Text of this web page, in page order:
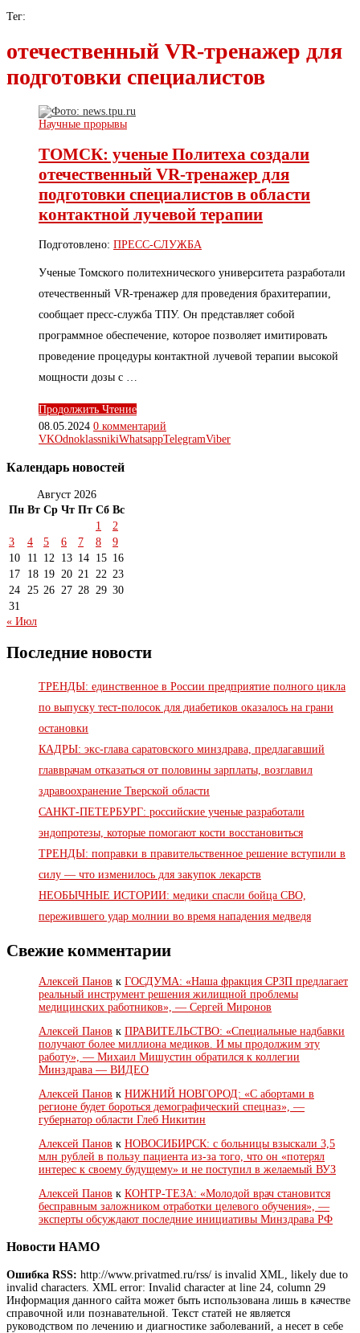
Тег:
отечественный VR-тренажер для
подготовки специалистов
Научные прорывы
ТОМСК: ученые Политеха создали
отечественный VR-тренажер для
подготовки специалистов в области
контактной лучевой терапии
Подготовлено: ПРЕСС-СЛУЖБА
Ученые Томского политехнического университета разработали
отечественный VR-тренажер для проведения брахитерапии,
сообщает пресс-служба ТПУ. Он представляет собой
программное обеспечение, которое позволяет имитировать
проведение процедуры контактной лучевой терапии высокой
мощности дозы с …
Продолжить Чтение
08.05.2024 0 комментарий
VKOdnoklassnikiWhatsappTelegramViber
Календарь новостей
Август 2026
Пн Вт Ср Чт Пт Сб Вс
1
2
3
4 5 6 7 8
9
10
11 12 13 14 15 16
17
18 19 20 21 22 23
24 25 26 27 28 29 30
31
« Июл
Последние новости
ТРЕНДЫ: единственное в России предприятие полного цикла
по выпуску тест-полосок для диабетиков оказалось на грани
остановки
КАДРЫ: экс-глава саратовского минздрава, предлагавший
главврачам отказаться от половины зарплаты, возглавил
здравоохранение Тверской области
САНКТ-ПЕТЕРБУРГ: российские ученые разработали
эндопротезы, которые помогают кости восстановиться
ТРЕНДЫ: поправки в правительственное решение вступили в
силу — что изменилось для закупок лекарств
НЕОБЫЧНЫЕ ИСТОРИИ: медики спасли бойца СВО,
пережившего удар молнии во время нападения медведя
Свежие комментарии
Алексей Панов к ГОСДУМА: «Наша фракция СРЗП предлагает
реальный инструмент решения жилищной проблемы
медицинских работников», — Сергей Миронов
Алексей Панов к ПРАВИТЕЛЬСТВО: «Специальные надбавки
получают более миллиона медиков. И мы продолжим эту
работу», — Михаил Мишустин обратился к коллегии
Минздрава — ВИДЕО
Алексей Панов к НИЖНИЙ НОВГОРОД: «С абортами в
регионе будет бороться демографический спецназ», —
губернатор области Глеб Никитин
Алексей Панов к НОВОСИБИРСК: с больницы взыскали 3,5
млн рублей в пользу пациента из-за того, что он «потерял
интерес к своему будущему» и не поступил в желаемый ВУЗ
Алексей Панов к КОНТР-ТЕЗА: «Молодой врач становится
бесправным заложником отработки целевого обучения», —
эксперты обсуждают последние инициативы Минздрава РФ
Новости НАМО
Ошибка RSS: http://www.privatmed.ru/rss/ is invalid XML, likely due to
invalid characters. XML error: Invalid character at line 24, column 29
Информация данного сайта может быть использована лишь в качестве
справочной или познавательной. Текст статей не является
руководством по лечению и диагностике заболеваний, а несет в себе